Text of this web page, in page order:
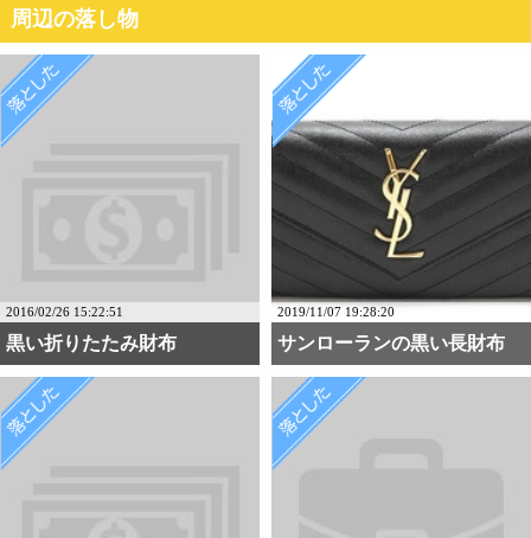
周辺の落し物
2016/02/26 15:22:51
黒い折りたたみ財布
2019/11/07 19:28:20
サンローランの黒い長財布